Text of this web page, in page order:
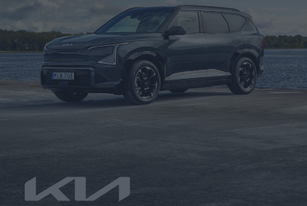
Volvo XC40 och Polestar
2 får räckviddsassistent
med senaste OTA
Carl Undéhn
kommer till XC40 och Polestar 2 genom den senaste
uppdateringen over the air, OTA. Appen ska hjälpa föraren att